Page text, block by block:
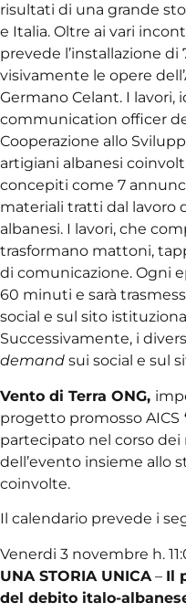
risultati di una grande
e Italia. Oltre ai vari
prevede l’installazione
visivamente le opere
Germano Celant. I lavori,
communication officer
Cooperazione allo
artigiani albanesi
concepiti come 7
materiali tratti dal lavoro
albanesi. I lavori, che
trasformano mattoni,
di comunicazione. Ogni
60 minuti e sarà
social e sul sito
Successivamente, i
demand sui social e sul
Vento di Terra ONG,
progetto promosso AICS
partecipato nel corso dei
dell’evento insieme allo
coinvolte.
Il calendario prevede i
Venerdi 3 novembre h.
UNA STORIA UNICA – Il
del debito italo-